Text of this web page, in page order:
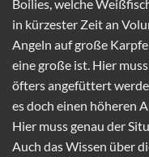
Boilies, welche
in kürzester Zeit an
Angeln auf große
eine große ist. Hier
öfters angefüttert
es doch einen höheren
Hier muss genau der
Auch das Wissen über